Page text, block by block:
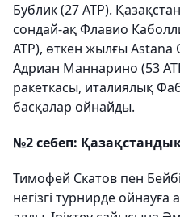
Бублик (27 АТР).
сондай-ақ Флавио
АТР), өткен жылғы
Адриан Маннарино (53
ракеткасы, италиялық
басқалар ойнайды.
№2 себеп:
Тимофей Скатов пен
негізгі турнирде